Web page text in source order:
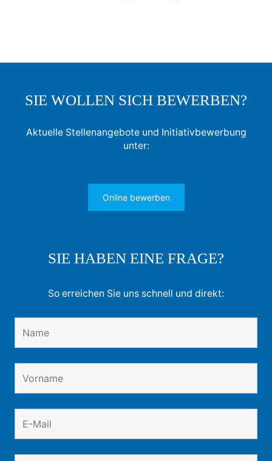
SIE WOLLEN SICH BEWERBEN?
Aktuelle Stellenangebote und Initiativbewerbung
unter:
Online bewerben
SIE HABEN EINE FRAGE?
So erreichen Sie uns schnell und direkt: